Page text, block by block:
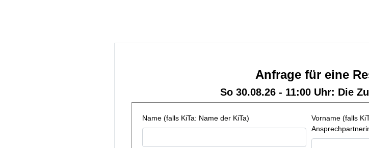
Anfrage für eine
So 30.08.26 - 11:00 Uhr: Die
Name (falls KiTa: Name der KiTa)
Vorname (falls